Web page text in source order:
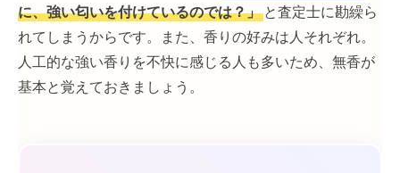
に、強い匂いを付けているのでは？」 と査定士に勘繰ら
れてしまうからです。また、香りの好みは人それぞれ。
人工的な強い香りを不快に感じる人も多いため、無香が
基本と覚えておきましょう。